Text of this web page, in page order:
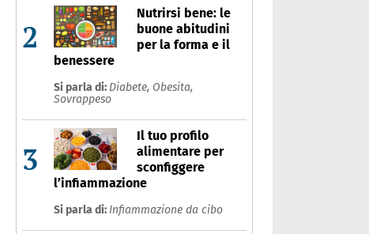
2
Nutrirsi bene: le
buone abitudini
per la forma e il
benessere
Si parla di: Diabete, Obesita,
Sovrappeso
3
Il tuo profilo
alimentare per
sconfiggere
l’infiammazione
Si parla di: Infiammazione da cibo